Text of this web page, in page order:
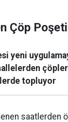
Çöp Poşeti
yeni
topluyor
saatlerden